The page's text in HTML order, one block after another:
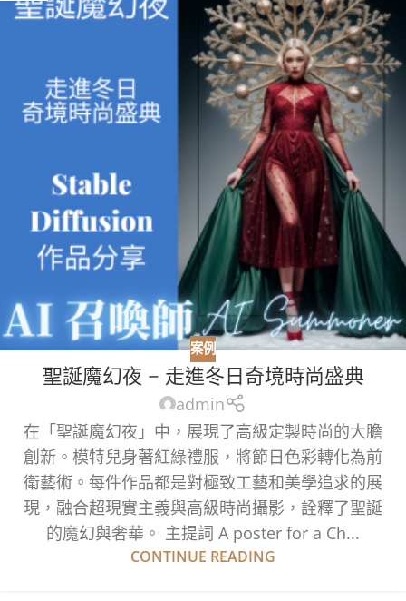
案例
聖誕魔幻夜 – 走進冬日奇境時尚盛典
admin
在「聖誕魔幻夜」中，展現了高級定製時尚的大膽
創新。模特兒身著紅綠禮服，將節日色彩轉化為前
衛藝術。每件作品都是對極致工藝和美學追求的展
現，融合超現實主義與高級時尚攝影，詮釋了聖誕
的魔幻與奢華。 主提詞 A poster for a Ch...
CONTINUE READING